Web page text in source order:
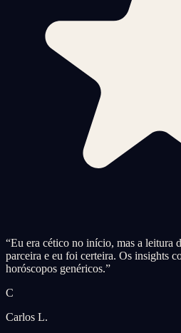
“Eu era cético no início, mas a leitura
parceira e eu foi certeira. Os insights
horóscopos genéricos.”
C
Carlos L.